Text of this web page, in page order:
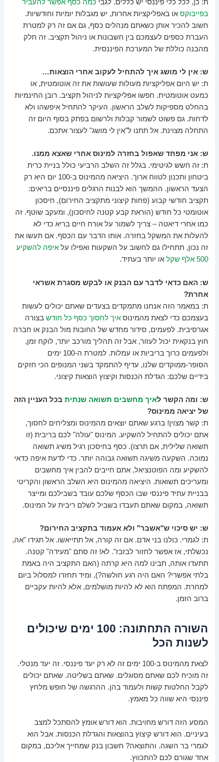
ת: כן, לכל כלי פיננסי יש כללים. לגבי כמה כסף אפשר להעביר
בפייבוקס או באפליקציות אחרות, יש מגבלות יומיות וחודשיות.
חשוב להכיר אותן כשאתם מנהלים כסף, גם אם זה רק למטרת
העברת כספים לעצמכם בין חשבונות או ניהול תקציב. זה חלק
מהבנה כוללת של המערכת הפיננסית.
ש: אין לי מושג איך להתחיל לעקוב אחרי הוצאות…
ת: יש היום אפליקציות מעולות שעושות את זה אוטומטית, או
כמעט אוטומטית. חפשו אפליקציות לניהול תקציב. רובן החינמיות
בהחלט מספיקות לשלב הראשון. העיקר להתחיל איפשהו ולא
לדחות. גם פשוט לשמור קבלות ולרשום בפתק בסוף היום זה
התחלה מצוינת. אל תתנו ל"אין לי מושג" לעצור אתכם.
ש: אני מפחד שאפול בחזרה למינוס אחרי שאצא ממנו.
ת: זה חשש לגיטימי. בגלל זה השלב הרביעי כולל בניית כרית
ביטחון ותכנון לטווח ארוך. היציאה מהמינוס ב-100 יום היא רק
הצעד הראשון. ההמשך הוא לבנות הרגלים פיננסיים בריאים:
תקציב חודשי קבוע (פחות קיצוני מתקציב החירום), חיסכון
אוטומטי כל חודש (הוראת קבע קטנה לחיסכון), ומעקב שוטף. זה
כמו אחרי דיאטה – צריך לשמור על אורח חיים בריא כדי לא
להעלות את המשקל בחזרה. אותו הדבר עם הכסף. אם תעשו את
זה נכון, תתחילו גם לחשוב על השקעות ואפילו עלאיפה להשקיע
500 אלף שקל
או יותר בעתיד.
ש: האם כדאי לדבר עם הבנק או לבקש מסגרת אשראי
אחרת?
ת: במאמר הזה אנחנו מתמקדים בצעדים שאתם יכולים לעשות
בעצמכם כדי לצאת מהמינוסאיך לחסוך כסף כל חודש בצורה
אגרסיבית. לפעמים, סידור מחדש של החובות מול הבנק או חברה
חוץ בנקאית יכול לעזור, אבל זה תהליך מורכב יותר, לוקח זמן,
ולפעמים כרוך בריביות או עמלות. למטרת ה-100 ימים
הסופר-ממוקדים שלנו, עדיף להתמקד בשני המנופים הכי חזקים
בידיים שלכם: הגדלת הכנסות וקיצוץ הוצאות קיצוני.
ש: ומה הקשר לאיך מחשבים תשואה שנתית בכל העניין הזה
של יציאה ממינוס?
ת: קשר מצוין! ברגע שאתם יוצאים מהמינוס ומצליחים לחסוך,
אתם יכולים להתחיל להשקיע. המינוס "עולה" לכם בריבית (זו
תשואה שלילית, אם תרצו). כסף בחיסכון רגיל משיג תשואה
נמוכה. השקעה משיגה תשואה גבוהה יותר. כדי לדעת איפה כדאי
להשקיע ומה הפוטנציאל, אתם חייבים להבין איך מחשבים
ומעריכים תשואות. היציאה מהמינוס היא השלב הראשון והקריטי
בבניית עתיד פיננסי שבו הכסף שלכם עובד בשבילכם ומייצר
תשואה, במקום שאתם תעבדו בשביל לשלם ריבית על המינוס.
ש: יש סיכוי ש"אשבר" ולא אעמוד בתקציב החירום?
ת: לגמרי. כולנו בני אדם. אם זה קורה, אל תתייאשו. אל תגידו "אה,
נכשלתי, אז אפשר לחזור לבזבז". לא! זה סתם "מעידה" קטנה.
תתעדו אותה, תבינו למה היא קרתה (האם התקציב היה באמת
בלתי אפשרי? האם היה רגע חולשה?), ומיד תחזרו למסלול ביום
למחרת. המפתח הוא לא להיות מושלמים, אלא להיות עקביים
ברוב הזמן.
השורה התחתונה: 100 ימים שיכולים
לשנות הכל
לצאת מהמינוס ב-100 ימים זה לא רק יעד פיננסי. זה יעד מנטלי.
זה מוכיח לכם שאתם מסוגלים. שאתם בשליטה. שאתם יכולים
לקבל החלטות קשות ולעמוד בהן. ההרגשה של חופש מלחץ
פיננסי היא שווה כל מאמץ.
המסע הזה דורש מחויבות. הוא דורש אומץ להסתכל למצב
בעיניים. הוא דורש קיצוץ בהוצאות והגדלת הכנסות. אבל הוא
לגמרי בר השגה. והתוצאה? חשבון בנק שמחייך אליכם, במקום
אחד שגורם לכם להתכווץ.